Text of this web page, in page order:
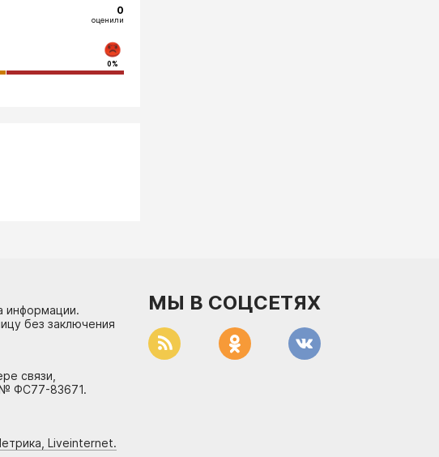
0
оценили
0%
информации.
без заключения
связи,
№ ФС77-83671.
Liveinternet.
МЫ В СОЦСЕТЯХ